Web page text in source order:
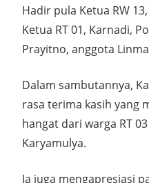
Hadir pula Ketua RW
Ketua RT 01, Karnadi,
Prayitno, anggota
Dalam sambutannya,
rasa terima kasih yang
hangat dari warga RT
Karyamulya.
Ia juga mengapresiasi